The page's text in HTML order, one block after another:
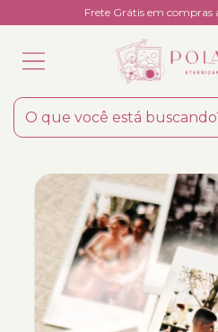
Frete Grátis em compras